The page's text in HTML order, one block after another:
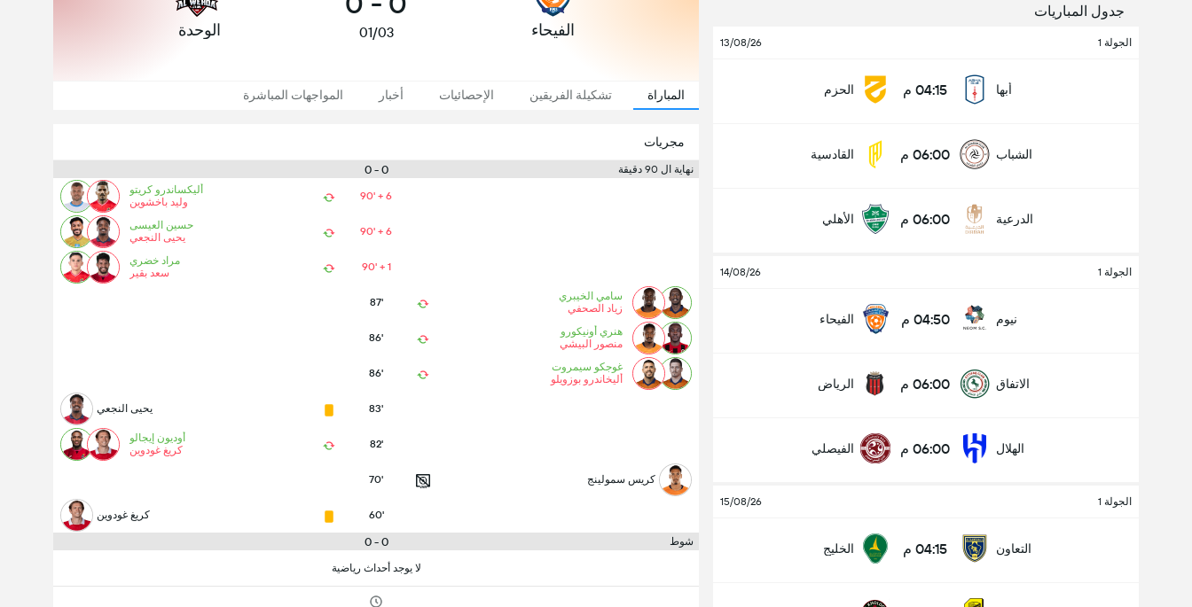
جدول المباريات
الجولة 1 13/08/26
أبها 04:15 م الحزم
الشباب 06:00 م القادسية
الدرعية 06:00 م الأهلي
الجولة 1 14/08/26
نيوم 04:50 م الفيحاء
الاتفاق 06:00 م الرياض
الهلال 06:00 م الفيصلي
الجولة 1 15/08/26
التعاون 04:15 م الخليج
الفيحاء 01/03 الوحدة
المباراة تشكيلة الفريقين الإحصائيات أخبار المواجهات المباشرة
مجريات
نهاية ال 90 دقيقة 0 - 0
90' + 6
أليكساندرو كريتو
وليد باخشوين
90' + 6
حسين العيسى
يحيى النجعي
90' + 1
مراد خضري
سعد بقير
سامي الخيبري
زياد الصحفي
87'
هنري أونيكورو
منصور البيشي
86'
غوجكو سيمروت
أليخاندرو بوزويلو
86'
83' يحيى النجعي
82'
أوديون إيجالو
كريغ غودوين
كريس سمولينج 70'
60' كريغ غودوين
شوط 0 - 0
لا يوجد أحداث رياضية